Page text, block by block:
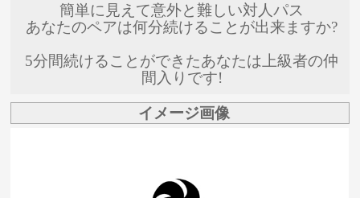
簡単に見えて意外と難しい対人パス
あなたのペアは何分続けることが出来ますか?
5分間続けることができたあなたは上級者の仲
間入りです!
イメージ画像